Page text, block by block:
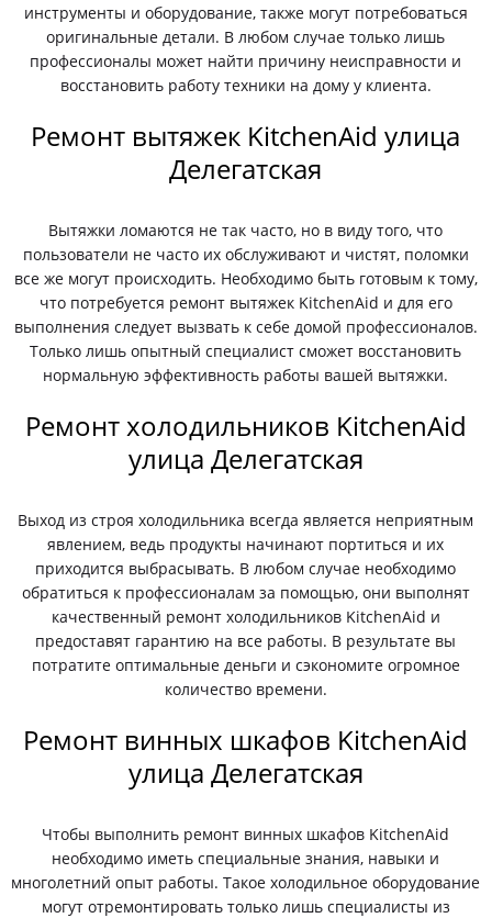
инструменты и оборудование, также могут потребоваться
оригинальные детали. В любом случае только лишь
профессионалы может найти причину неисправности и
восстановить работу техники на дому у клиента.
Ремонт вытяжек KitchenAid улица
Делегатская
Вытяжки ломаются не так часто, но в виду того, что
пользователи не часто их обслуживают и чистят, поломки
все же могут происходить. Необходимо быть готовым к тому,
что потребуется ремонт вытяжек KitchenAid и для его
выполнения следует вызвать к себе домой профессионалов.
Только лишь опытный специалист сможет восстановить
нормальную эффективность работы вашей вытяжки.
Ремонт холодильников KitchenAid
улица Делегатская
Выход из строя холодильника всегда является неприятным
явлением, ведь продукты начинают портиться и их
приходится выбрасывать. В любом случае необходимо
обратиться к профессионалам за помощью, они выполнят
качественный ремонт холодильников KitchenAid и
предоставят гарантию на все работы. В результате вы
потратите оптимальные деньги и сэкономите огромное
количество времени.
Ремонт винных шкафов KitchenAid
улица Делегатская
Чтобы выполнить ремонт винных шкафов KitchenAid
необходимо иметь специальные знания, навыки и
многолетний опыт работы. Такое холодильное оборудование
могут отремонтировать только лишь специалисты из